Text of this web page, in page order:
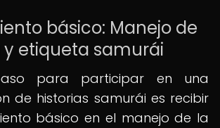
básico: Manejo de
y etiqueta samurái
para participar en una
de historias samurái es recibir
básico en el manejo de la